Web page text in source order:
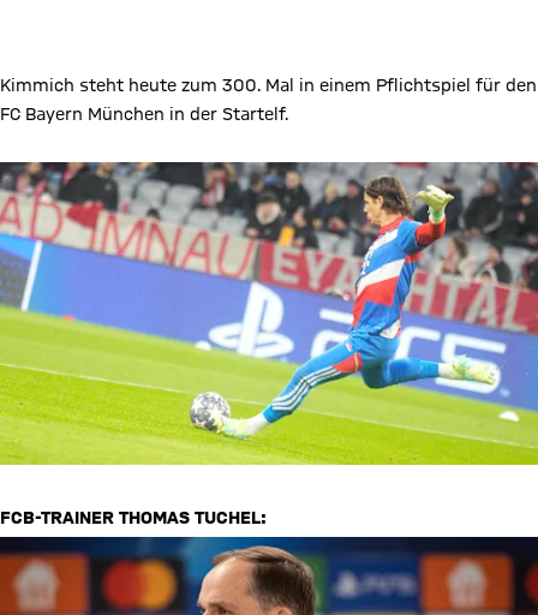
Kimmich steht heute zum 300. Mal in einem Pflichtspiel für den
FC Bayern München in der Startelf.
FCB-TRAINER THOMAS TUCHEL: